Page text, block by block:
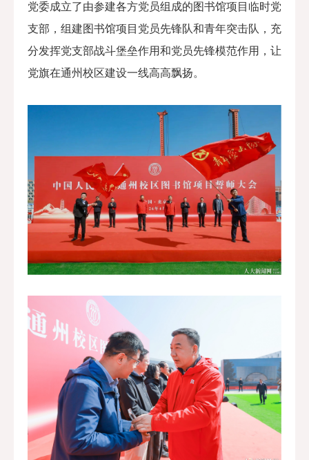
党委成立了由参建各方党员组成的图书馆项目临时党
支部，组建图书馆项目党员先锋队和青年突击队，充
分发挥党支部战斗堡垒作用和党员先锋模范作用，让
党旗在通州校区建设一线高高飘扬。